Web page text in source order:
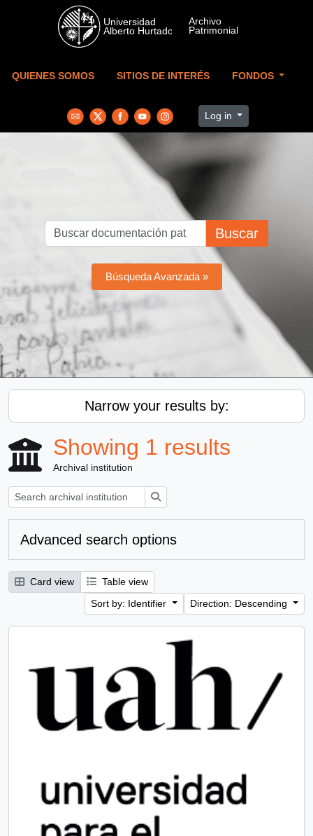
Skip to main content
QUIENES SOMOS SITIOS DE INTERÉS FONDOS
Log in
Buscar
Búsqueda Avanzada »
Narrow your results by:
Showing 1 results
Archival institution
Advanced search options
Card view
Table view
Sort by: Identifier
Direction: Descending